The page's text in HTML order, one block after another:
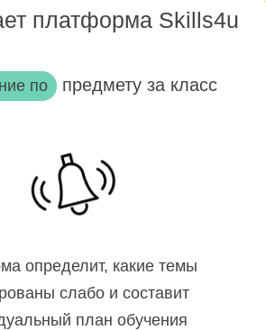
платформа Skills4u
по предмету за класс
определит, какие темы
слабо и составит
план обучения